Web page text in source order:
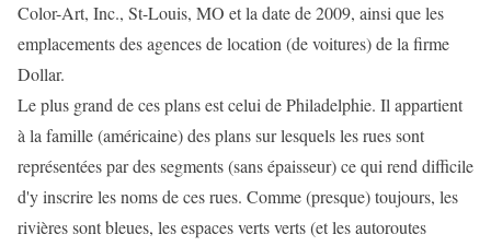
Color-Art, Inc., St-Louis, MO et la date de 2009, ainsi que les
emplacements des agences de location (de voitures) de la firme
Dollar.
Le plus grand de ces plans est celui de Philadelphie. Il appartient
à la famille (américaine) des plans sur lesquels les rues sont
représentées par des segments (sans épaisseur) ce qui rend difficile
d'y inscrire les noms de ces rues. Comme (presque) toujours, les
rivières sont bleues, les espaces verts verts (et les autoroutes